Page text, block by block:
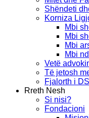
Shëndeti
Korniza
Mbi
Mbi
Mbi
Mbi
Vetë
Të jetosh
Fjalorth i DS
Rreth Nesh
Si nisi?
Fondacioni